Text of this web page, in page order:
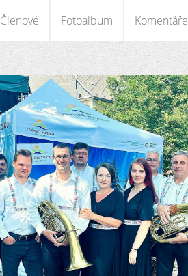
Členové Fotoalbum Komentáře